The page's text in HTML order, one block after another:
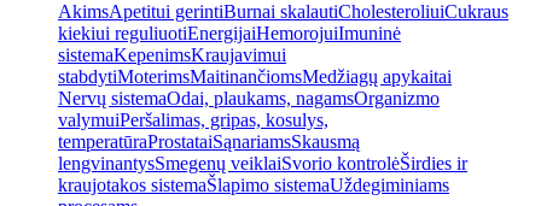
AkimsApetitui gerintiBurnai skalautiCholesteroliuiCukraus
kiekiui reguliuotiEnergijaiHemorojuiImuninė
sistemaKepenimsKraujavimui
stabdytiMoterimsMaitinančiomsMedžiagų apykaitai
Nervų sistemaOdai, plaukams, nagamsOrganizmo
valymuiPeršalimas, gripas, kosulys,
temperatūraProstataiSąnariamsSkausmą
lengvinantysSmegenų veiklaiSvorio kontrolėŠirdies ir
kraujotakos sistemaŠlapimo sistemaUždegiminiams